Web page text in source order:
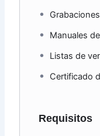
Manuales
Listas de
Certificado
Requisitos